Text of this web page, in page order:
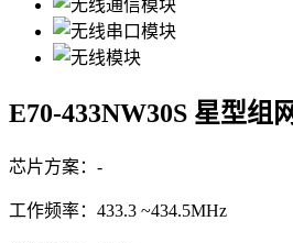
E70-433NW30S 星型组
芯片方案：-
工作频率：433.3 ~434.5MHz